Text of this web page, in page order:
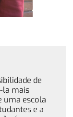
de
la mais
uma escola
e a